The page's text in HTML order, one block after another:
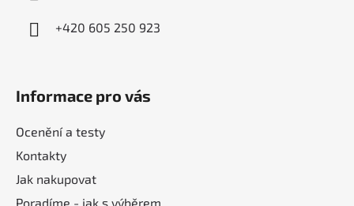
+420 605 250 923
Informace pro vás
Ocenění a testy
Kontakty
Jak nakupovat
Poradíme - jak s výběrem